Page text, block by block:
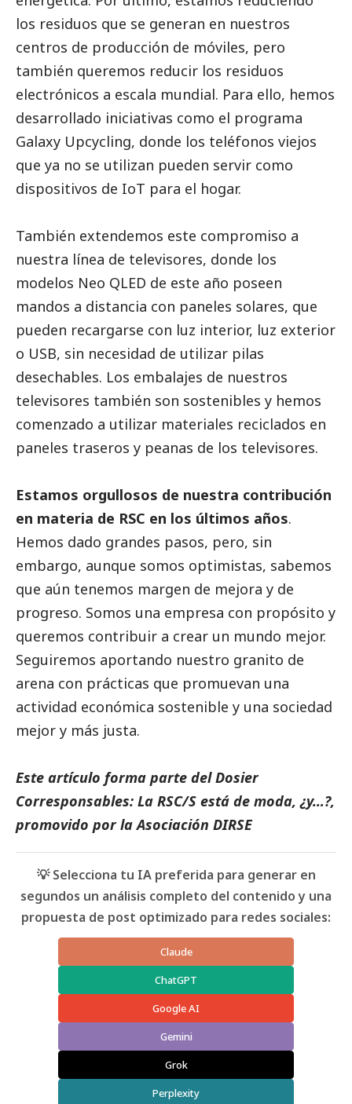
los residuos que se generan en nuestros
centros de producción de móviles, pero
también queremos reducir los residuos
electrónicos a escala mundial. Para ello, hemos
desarrollado iniciativas como el programa
Galaxy Upcycling, donde los teléfonos viejos
que ya no se utilizan pueden servir como
dispositivos de IoT para el hogar.
También extendemos este compromiso a
nuestra línea de televisores, donde los
modelos Neo QLED de este año poseen
mandos a distancia con paneles solares, que
pueden recargarse con luz interior, luz exterior
o USB, sin necesidad de utilizar pilas
desechables. Los embalajes de nuestros
televisores también son sostenibles y hemos
comenzado a utilizar materiales reciclados en
paneles traseros y peanas de los televisores.
Estamos orgullosos de nuestra contribución
en materia de RSC en los últimos años.
Hemos dado grandes pasos, pero, sin
embargo, aunque somos optimistas, sabemos
que aún tenemos margen de mejora y de
progreso. Somos una empresa con propósito y
queremos contribuir a crear un mundo mejor.
Seguiremos aportando nuestro granito de
arena con prácticas que promuevan una
actividad económica sostenible y una sociedad
mejor y más justa.
​Este artículo forma parte del Dosier
Corresponsables: La RSC/S está de moda, ¿y…?,
promovido por la Asociación DIRSE
💡 Selecciona tu IA preferida para generar en
segundos un análisis completo del contenido y una
propuesta de post optimizado para redes sociales:
Claude
ChatGPT
Google AI
Gemini
Grok
Perplexity